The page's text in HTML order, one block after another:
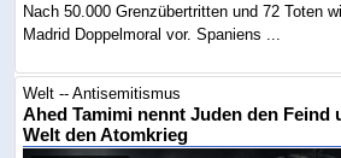
Nach 50.000 Grenzübertritten und 72 Toten
Madrid Doppelmoral vor. Spaniens ...
Welt -- Antisemitismus
Ahed Tamimi nennt Juden den Feind
Welt den Atomkrieg